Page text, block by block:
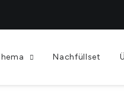
Nachfüllset